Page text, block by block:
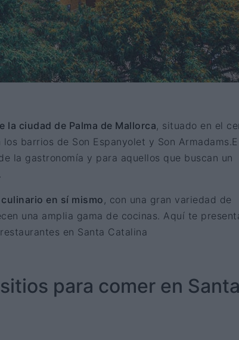
la ciudad de Palma de Mallorca, situado en el
barrios de Son Espanyolet y Son
la gastronomía y para aquellos que buscan un
en sí mismo , con una gran variedad de
una amplia gama de cocinas. Aquí te
en Santa Catalina
para comer en